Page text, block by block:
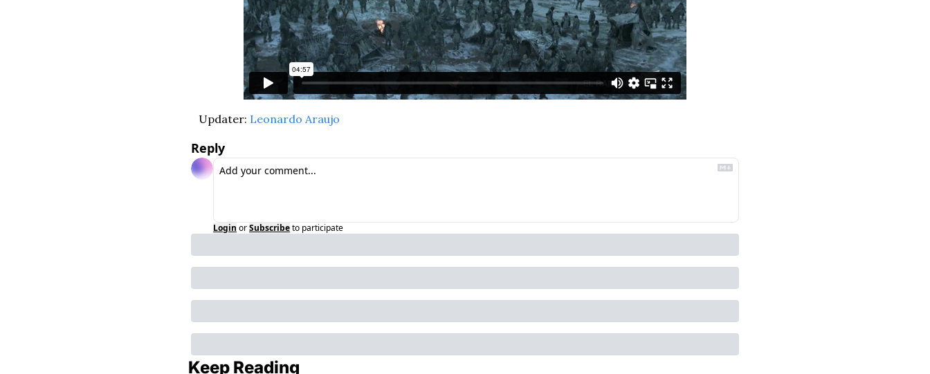
Updater: Leonardo Araujo
Reply
Login orSubscribeto participate
Keep Reading